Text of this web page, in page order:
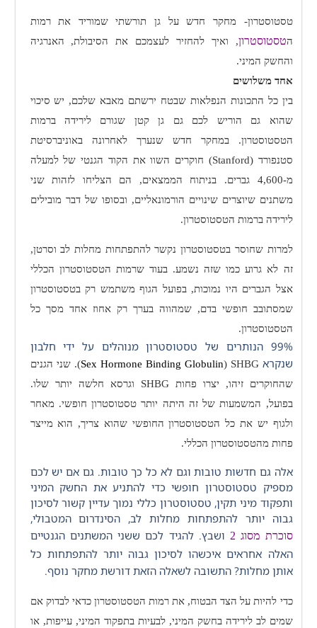
טסטוסטרון- מחקר חדש על גן תורשתי שמוריד את רמות
הטסטוסטרון, ואיך להחזיר לעצמכם את הסיבולת, האנרגיה
והחשק המיני.
אחד משלושים
בין כל התכונות הנפלאות שבטח ירשתם מאבא שלכם, יש סיכוי
שהוא גם הוריש לכם גם גן קטן שגורם לירידה ברמות
הטסטוסטרון. במחקר חדש שנערך לאחרונה באוניברסיטת
סטנפורד (Stanford) חוקרים השוו את הקוד הגנטי של למעלה
מ-4,600 גברים. בניתוח הממצאים, הם הצליחו לזהות שני
משתנים שיוצרים שינויים הורמונאליים, ובסופו של דבר מובילים
לירידה ברמות הטסטוסטרון.
למרות שחוסר בטסטוסטרון נקשר להתפתחות מחלות לב וסרטן,
זה לא גרוע כמו שזה נשמע. בעודשרמות הטסטוסטרון הכללי
אצל הגברים היו נמוכות, בפועל הגוף משתמש רק בטסטוסטרון
שמסתובב חופשי בדם, שמהווה בערך רק אחוז אחד מסך כל
הטסטוסטרון.
99% הנותרים של טסטוסטרון מנוהלים על ידי חלבון
שנקראSHBG
(
Sex Hormone Binding Globulin). שני הגנים
שהחוקרים זיהו, יצרו פחותSHBG
וגרסא חלשה יותר שלו.
בפועל, המשמעות של זה היתה יותר טסטוסטרון חופשי. מאחר
ולגוף יש את כל הטסטוסטרון החופשי שהוא צריך, הוא מייצר
פחות מהטסטוסטרון הכללי.
אלה גם חדשות טובות וגם לא כל כך טובות. גם אם יש לכם
מספיק טסטוסטרון חופשי כדי להתניע את החשק המיני
ותפקוד מיני תקין, טסטוסטרון כללי נמוך עדיין קשור לסיכון
גבוה יותר להתפתחות מחלות לב, הסינדרום המטבולי,
סוכרת מסוג 2
ושבץ. להגיד לכם ששני המשתנים הגנטיים
האלה אחראים איכשהו לסיכון גבוה יותר להתפתחות כל
אותן מחלות? התשובה לשאלה הזאת דורשת מחקר נוסף.
כדי להיות על הצד הבטוח, את רמות הטסטוסטרון כדאי לבדוק אם
שמים לב לירידה בחשק המיני,לבעיות בתפקוד המיני, עייפות, או